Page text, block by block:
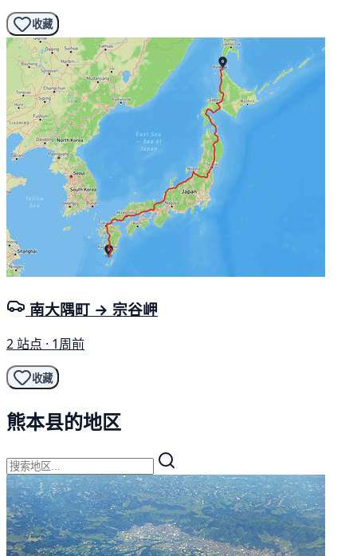
收藏
南大隅町 → 宗谷岬
2 站点 · 1周前
收藏
熊本县的地区